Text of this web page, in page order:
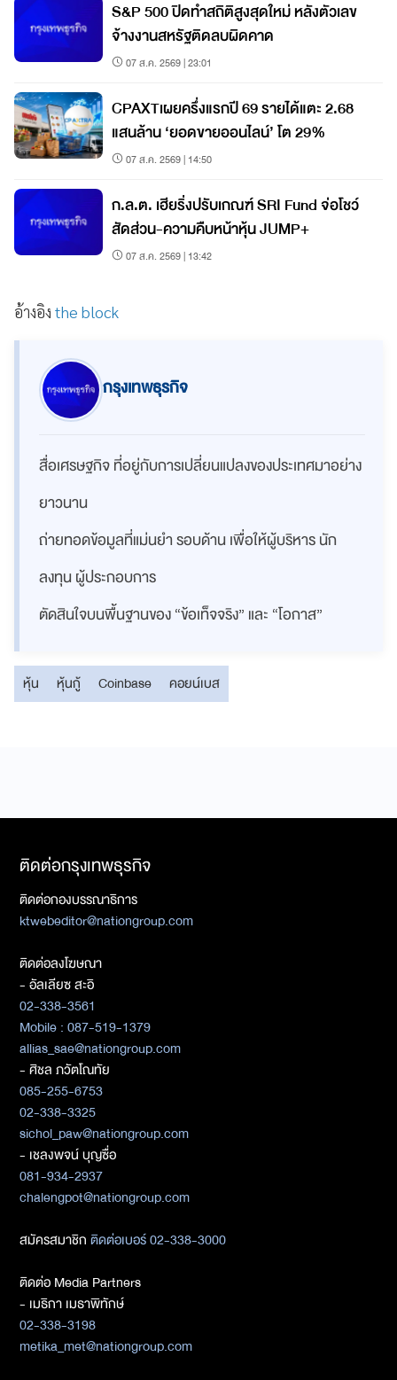
S&P 500 ปิดทำสถิติสูงสุดใหม่ หลังตัวเลข
จ้างงานสหรัฐติดลบผิดคาด
07 ส.ค. 2569 | 23:01
CPAXTเผยครึ่งแรกปี 69 รายได้แตะ 2.68
แสนล้าน ‘ยอดขายออนไลน์’ โต 29%
07 ส.ค. 2569 | 14:50
ก.ล.ต. เฮียริ่งปรับเกณฑ์ SRI Fund จ่อโชว์
สัดส่วน-ความคืบหน้าหุ้น JUMP+
07 ส.ค. 2569 | 13:42
อ้างอิง the block
กรุงเทพธุรกิจ
สื่อเศรษฐกิจ ที่อยู่กับการเปลี่ยนแปลงของประเทศมาอย่าง
ยาวนาน
ถ่ายทอดข้อมูลที่แม่นยำ รอบด้าน เพื่อให้ผู้บริหาร นัก
ลงทุน ผู้ประกอบการ
ตัดสินใจบนพื้นฐานของ “ข้อเท็จจริง” และ “โอกาส”
หุ้น หุ้นกู้ Coinbase คอยน์เบส
ติดต่อกรุงเทพธุรกิจ
ติดต่อกองบรรณาธิการ
ktwebeditor@nationgroup.com
ติดต่อลงโฆษณา
- อัลเลียซ สะอิ
02-338-3561
Mobile : 087-519-1379
allias_sae@nationgroup.com
- ศิชล ภวัตโณทัย
085-255-6753
02-338-3325
sichol_paw@nationgroup.com
- เชลงพจน์ บุญซื่อ
081-934-2937
chalengpot@nationgroup.com
สมัครสมาชิกติดต่อเบอร์ 02-338-3000
ติดต่อ Media Partners
- เมธิกา เมธาพิทักษ์
02-338-3198
metika_met@nationgroup.com